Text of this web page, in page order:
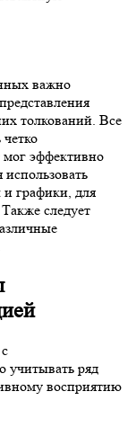
важно
толкований. Все
эффективно
и графики, для
следует
учитывать ряд
восприятию